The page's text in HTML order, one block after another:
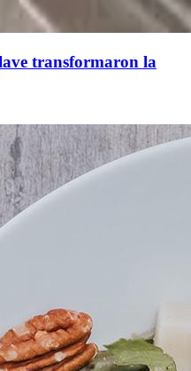
transformaron la